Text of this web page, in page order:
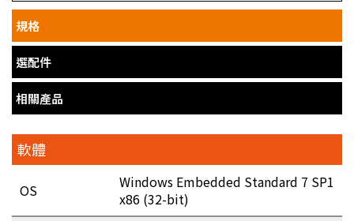
規格
選配件
相關產品
軟體
OS
Windows Embedded Standard 7 SP1
x86 (32-bit)